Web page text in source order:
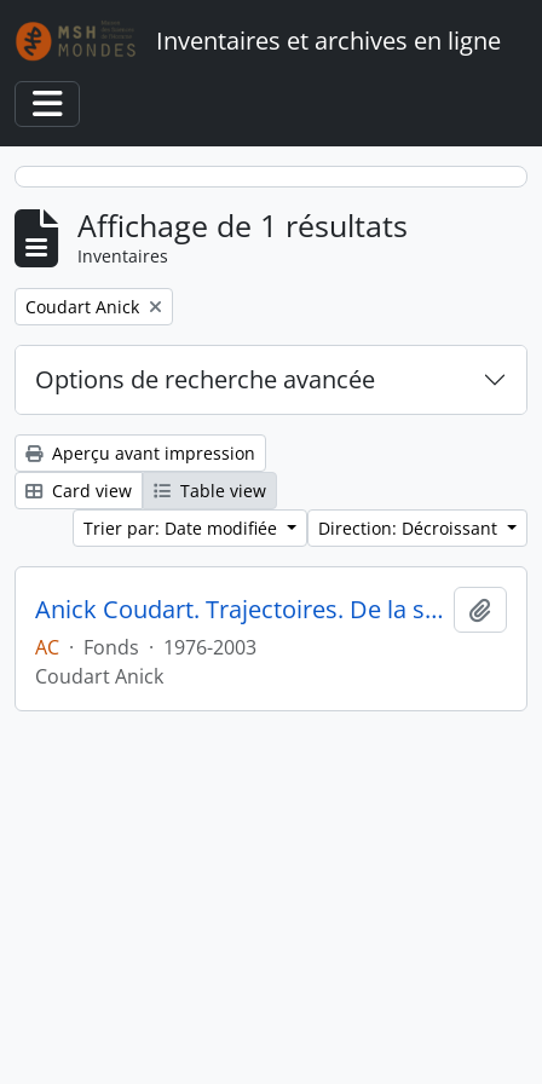
Skip to main content
Inventaires et archives en ligne
Toggle navigation
Affichage de 1 résultats
Inventaires
Remove filter:
Coudart Anick
Options de recherche avancée
Aperçu avant impression
Card view
Table view
Trier par: Date modifiée
Direction: Décroissant
Anick Coudart. Trajectoires. De la sédentarisation à l'État
AC · Fonds · 1976-2003
Coudart Anick